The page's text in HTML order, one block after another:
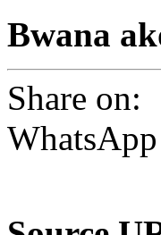
Bwana
Share on:
WhatsApp